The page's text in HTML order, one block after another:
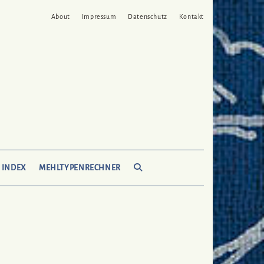
About Impressum Datenschutz Kontakt
INDEX MEHLTYPENRECHNER